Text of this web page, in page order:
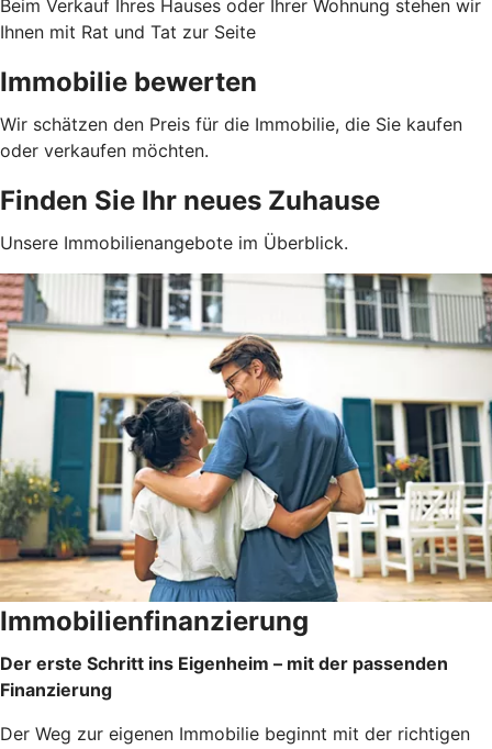
Beim Verkauf Ihres Hauses oder Ihrer Wohnung stehen wir
Ihnen mit Rat und Tat zur Seite
Immobilie bewerten
Wir schätzen den Preis für die Immobilie, die Sie kaufen
oder verkaufen möchten.
Finden Sie Ihr neues Zuhause
Unsere Immobilienangebote im Überblick.
Immobilienfinanzierung
Der erste Schritt ins Eigenheim – mit der passenden
Finanzierung
Der Weg zur eigenen Immobilie beginnt mit der richtigen